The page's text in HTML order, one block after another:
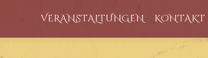
VERANSTALTUNGEN KONTAKT